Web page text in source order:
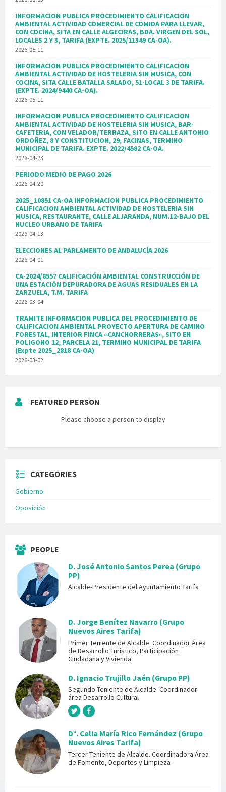
INFORMACION PUBLICA PROCEDIMIENTO CALIFICACION
AMBIENTAL ACTIVIDAD COMERCIAL DE COMIDA PARA LLEVAR,
CON COCINA, SITA EN CALLE ALGECIRAS, BDA. VIRGEN DEL SOL,
LOCALES 2 Y 3, TARIFA (EXPTE. 2025/11349 CA-OA).
2026-05-11
INFORMACION PUBLICA PROCEDIMIENTO CALIFICACION
AMBIENTAL ACTIVIDAD DE HOSTELERIA SIN MUSICA, CON
COCINA, SITA CALLE BATALLA SALADO, 51-LOCAL 3 DE TARIFA.
(EXPTE. 2024/9440 CA-OA).
2026-05-11
INFORMACION PUBLICA PROCEDIMIENTO CALIFICACION
AMBIENTAL ACTIVIDAD DE HOSTELERIA SIN MUSICA, BAR-
CAFETERIA, CON VELADOR/TERRAZA, SITO EN CALLE ANTONIO
ORDOÑEZ, 8 Y CONSTITUCION, 29, FACINAS, TERMINO
MUNICIPAL DE TARIFA. EXPTE. 2022/4582 CA-OA.
2026-04-23
PERIODO MEDIO DE PAGO 2026
2026-04-20
2025_10851 CA-OA INFORMACION PUBLICA PROCEDIMIENTO
CALIFICACION AMBIENTAL ACTIVIDAD DE HOSTELERIA SIN
MUSICA, RESTAURANTE, CALLE ALJARANDA, NUM.12-BAJO DEL
NUCLEO URBANO DE TARIFA
2026-04-13
ELECCIONES AL PARLAMENTO DE ANDALUCÍA 2026
2026-04-01
CA-2024/8557 CALIFICACIÓN AMBIENTAL CONSTRUCCIÓN DE
UNA ESTACIÓN DEPURADORA DE AGUAS RESIDUALES EN LA
ZARZUELA, T.M. TARIFA
2026-03-04
TRAMITE INFORMACION PUBLICA DEL PROCEDIMIENTO DE
CALIFICACION AMBIENTAL PROYECTO APERTURA DE CAMINO
FORESTAL, INTERIOR FINCA «CANCHORRERAS», SITO EN
POLIGONO 12, PARCELA 21, TERMINO MUNICIPAL DE TARIFA
(Expte 2025_2818 CA-OA)
2026-03-02
FEATURED PERSON
Please choose a person to display
CATEGORIES
Gobierno
Oposición
PEOPLE
D. José Antonio Santos Perea (Grupo
PP)
Alcalde-Presidente del Ayuntamiento Tarifa
D. Jorge Benítez Navarro (Grupo
Nuevos Aires Tarifa)
Primer Teniente de Alcalde. Coordinador Área
de Desarrollo Turístico, Participación
Ciudadana y Vivienda
D. Ignacio Trujillo Jaén (Grupo PP)
Segundo Teniente de Alcalde. Coordinador
área Desarrollo Cultural
Dª. Celia María Rico Fernández (Grupo
Nuevos Aires Tarifa)
Tercer Teniente de Alcalde. Coordinadora Área
de Fomento, Deportes y Limpieza